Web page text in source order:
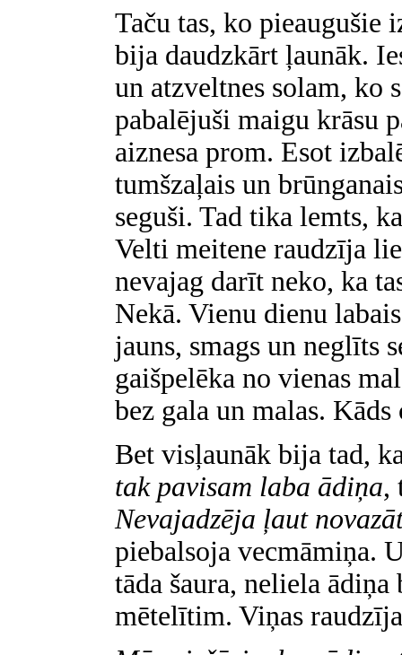
Taču tas, ko pieaugušie
bija daudzkārt ļaunāk.
un atzveltnes solam, ko
pabalējuši maigu krāsu
aiznesa prom. Esot
tumšzaļais un
seguši. Tad tika lemts,
Velti meitene raudzīja
nevajag darīt neko, ka
Nekā. Vienu dienu
jauns, smags un neglīts
gaišpelēka no vienas
bez gala un malas.
Bet visļaunāk bija tad,
tak pavisam laba ādiņa,
Nevajadzēja ļaut
piebalsoja vecmāmiņa.
tāda šaura, neliela
mētelītim. Viņas